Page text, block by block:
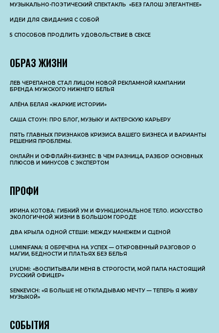
МУЗЫКАЛЬНО-ПОЭТИЧЕСКИЙ СПЕКТАКЛЬ «БЕЗ ГАЛОШ ЭЛЕГАНТНЕЕ»
ИДЕИ ДЛЯ СВИДАНИЯ С СОБОЙ
5 СПОСОБОВ ПРОДЛИТЬ УДОВОЛЬСТВИЕ В СЕКСЕ
ОБРАЗ ЖИЗНИ
ЛЕВ ЧЕРЕПАНОВ СТАЛ ЛИЦОМ НОВОЙ РЕКЛАМНОЙ КАМПАНИИ
БРЕНДА МУЖСКОГО НИЖНЕГО БЕЛЬЯ
АЛЁНА БЕЛАЯ «ЖАРКИЕ ИСТОРИИ»
САША СТОУН: ПРО БЛОГ, МУЗЫКУ И АКТЕРСКУЮ КАРЬЕРУ
ПЯТЬ ГЛАВНЫХ ПРИЗНАКОВ КРИЗИСА ВАШЕГО БИЗНЕСА И ВАРИАНТЫ
РЕШЕНИЯ ПРОБЛЕМЫ.
ОНЛАЙН И ОФФЛАЙН-БИЗНЕС: В ЧЕМ РАЗНИЦА, РАЗБОР ОСНОВНЫX
ПЛЮСОВ И МИНУСОВ С ЭКСПЕРТОМ
ПРОФИ
ИРИНА КОТОВА: ГИБКИЙ УМ И ФУНКЦИОНАЛЬНОЕ ТЕЛО. ИСКУССТВО
ЭКОЛОГИЧНОЙ ЖИЗНИ В БОЛЬШОМ ГОРОДЕ
ДВА КРЫЛА ОДНОЙ СТЕШИ: МЕЖДУ МАНЕЖЕМ И СЦЕНОЙ
LUMINIFANA: Я ОБРЕЧЕНА НА УСПЕХ — ОТКРОВЕННЫЙ РАЗГОВОР О
МАГИИ, БЕДНОСТИ И ПЛАТЬЯХ БЕЗ БЕЛЬЯ
LYUDMI: «ВОСПИТЫВАЛИ МЕНЯ В СТРОГОСТИ, МОЙ ПАПА НАСТОЯЩИЙ
РУССКИЙ ОФИЦЕР»
SENKEVICH: «Я БОЛЬШЕ НЕ ОТКЛАДЫВАЮ МЕЧТУ — ТЕПЕРЬ Я ЖИВУ
МУЗЫКОЙ»
СОБЫТИЯ